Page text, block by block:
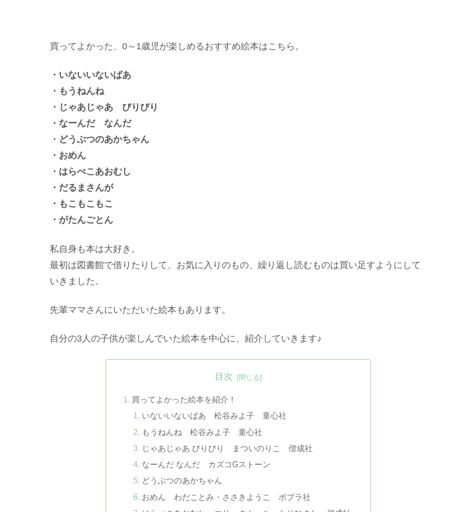
買ってよかった、0～1歳児が楽しめるおすすめ絵本はこちら。
・いないいないばあ
・もうねんね
・じゃあじゃあ びりびり
・なーんだ なんだ
・どうぶつのあかちゃん
・おめん
・はらぺこあおむし
・だるまさんが
・もこもこもこ
・がたんごとん
私自身も本は大好き。
最初は図書館で借りたりして、お気に入りのもの、繰り返し読むものは買い足すようにして
いきました。
先輩ママさんにいただいた絵本もあります。
自分の3人の子供が楽しんでいた絵本を中心に、紹介していきます♪
目次
買ってよかった絵本を紹介！
いないいないばあ 松谷みよ子 童心社
もうねんね 松谷みよ子 童心社
じゃあじゃあ びりびり まついのりこ 偕成社
なーんだ なんだ カズコGストーン
どうぶつのあかちゃん
おめん わだことみ・ささきようこ ポプラ社